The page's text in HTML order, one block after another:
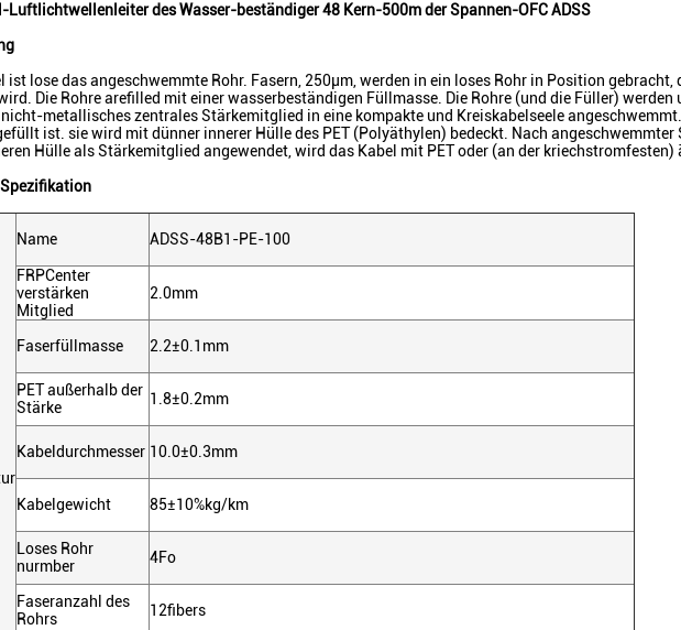
Luftlichtwellenleiter des Wasser-beständiger 48 Kern-500m der Spannen-OFC ADSS
ist lose das angeschwemmte Rohr. Fasern, 250μm, werden in ein loses Rohr in Position
Die Rohre arefilled mit einer wasserbeständigen Füllmasse. Die Rohre (und die Füller) werden
metallisches zentrales Stärkemitglied in eine kompakte und Kreiskabelseele
ist. sie wird mit dünner innerer Hülle des PET (Polyäthylen) bedeckt. Nach angeschwemmter
Hülle als Stärkemitglied angewendet, wird das Kabel mit PET oder (an der kriechstromfesten)
Name ADSS-48B1-PE-100
FRPCenter
verstärken
Mitglied
2.0mm
Faserfüllmasse 2.2±0.1mm
PET außerhalb der
Stärke
1.8±0.2mm
Kabeldurchmesser 10.0±0.3mm
Kabelgewicht 85±10%kg/km
Loses Rohr
nurmber
4Fo
Faseranzahl des
Rohrs
12fibers